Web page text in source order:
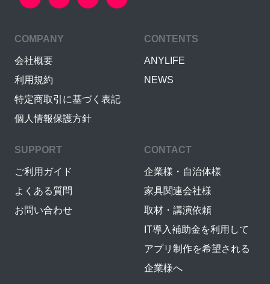
COMPANY
会社概要
利用規約
特定商取引に基づく表記
個人情報保護方針
CONTENTS
ANYLIFE
NEWS
SUPPORT
ご利用ガイド
よくある質問
お問い合わせ
CONTACT
企業様・自治体様
家具関連会社様
取材・講演依頼
IT導入補助金を利用して
アプリ制作を希望される
企業様へ